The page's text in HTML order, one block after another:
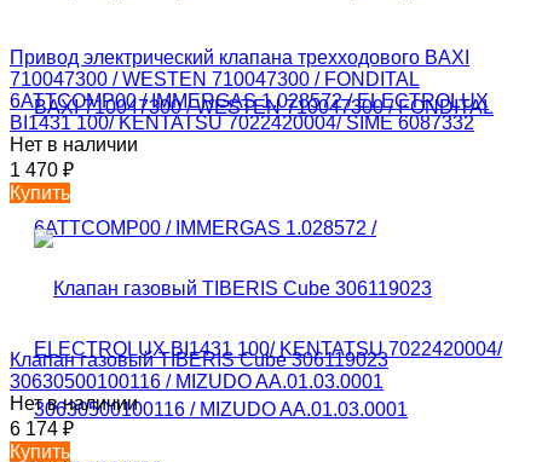
Привод электрический клапана трехходового BAXI
710047300 / WESTEN 710047300 / FONDITAL
6ATTCOMP00 / IMMERGAS 1.028572 / ELECTROLUX
BI1431 100/ KENTATSU 7022420004/ SIME 6087332
Нет в наличии
1 470 ₽
Купить
Клапан газовый TIBERIS Cube 306119023
30630500100116 / MIZUDO AA.01.03.0001
Нет в наличии
6 174 ₽
Купить